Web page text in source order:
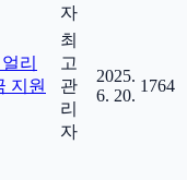
자
리
지원
최
고
관
리
자
2025.
6. 20.
1764